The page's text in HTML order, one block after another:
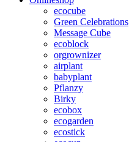
ecocube
Green Celebrations
Message Cube
ecoblock
orgrownizer
airplant
babyplant
Pflanzy
Birky
ecobox
ecogarden
ecostick